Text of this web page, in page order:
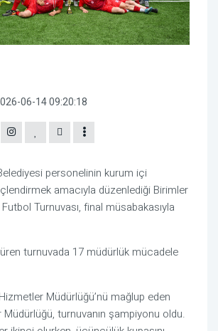
06-14 09:20:18
personelinin kurum içi
amacıyla düzenlediği Birimler
Futbol Turnuvası, final müsabakasıyla
turnuvada 17 müdürlük mücadele
Müdürlüğü’nü mağlup eden
Müdürlüğü, turnuvanın şampiyonu oldu.